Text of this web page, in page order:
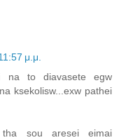
μ.μ.
na to diavasete egw
ksekolisw...exw pathei
sou aresei eimai